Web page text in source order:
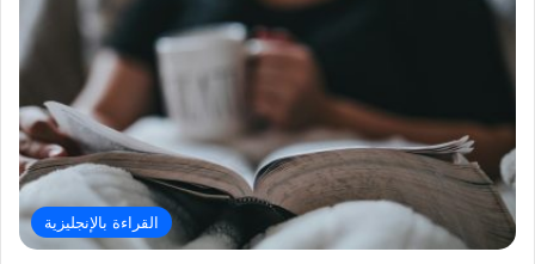
القراءة بالإنجليزية